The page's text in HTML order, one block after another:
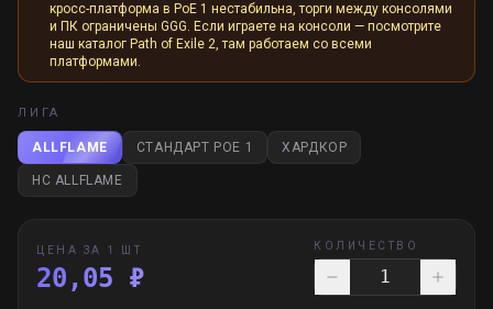
кросс-платформа в PoE 1 нестабильна, торги между консолями
и ПК ограничены GGG. Если играете на консоли — посмотрите
наш каталог Path of Exile 2, там работаем со всеми
платформами.
ЛИГА
ALLFLAME СТАНДАРТ POE 1 ХАРДКОР
HC ALLFLAME
ЦЕНА ЗА 1 ШТ
20,05 ₽
КОЛИЧЕСТВО